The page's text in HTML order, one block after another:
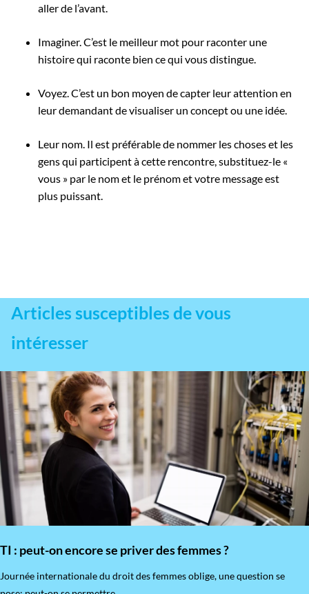
aller de l’avant.
Imaginer. C’est le meilleur mot pour raconter une
histoire qui raconte bien ce qui vous distingue.
Voyez. C’est un bon moyen de capter leur attention en
leur demandant de visualiser un concept ou une idée.
Leur nom. Il est préférable de nommer les choses et les
gens qui participent à cette rencontre, substituez-le «
vous » par le nom et le prénom et votre message est
plus puissant.
Articles susceptibles de vous
intéresser
TI : peut-on encore se priver des femmes ?
​Journée internationale du droit des femmes oblige, une question se